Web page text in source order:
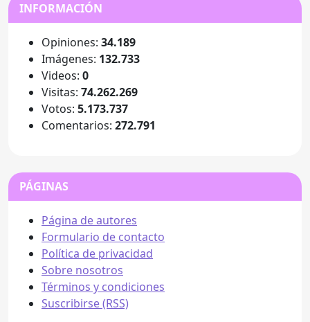
INFORMACIÓN
Opiniones: 34.189
Imágenes: 132.733
Videos: 0
Visitas: 74.262.269
Votos: 5.173.737
Comentarios: 272.791
PÁGINAS
Página de autores
Formulario de contacto
Política de privacidad
Sobre nosotros
Términos y condiciones
Suscribirse (RSS)